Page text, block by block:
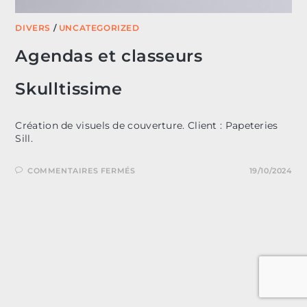
DIVERS / UNCATEGORIZED
Agendas et classeurs
Skulltissime
Création de visuels de couverture. Client : Papeteries
Sill.
COMMENTAIRES FERMÉSSUR 19/10/2024